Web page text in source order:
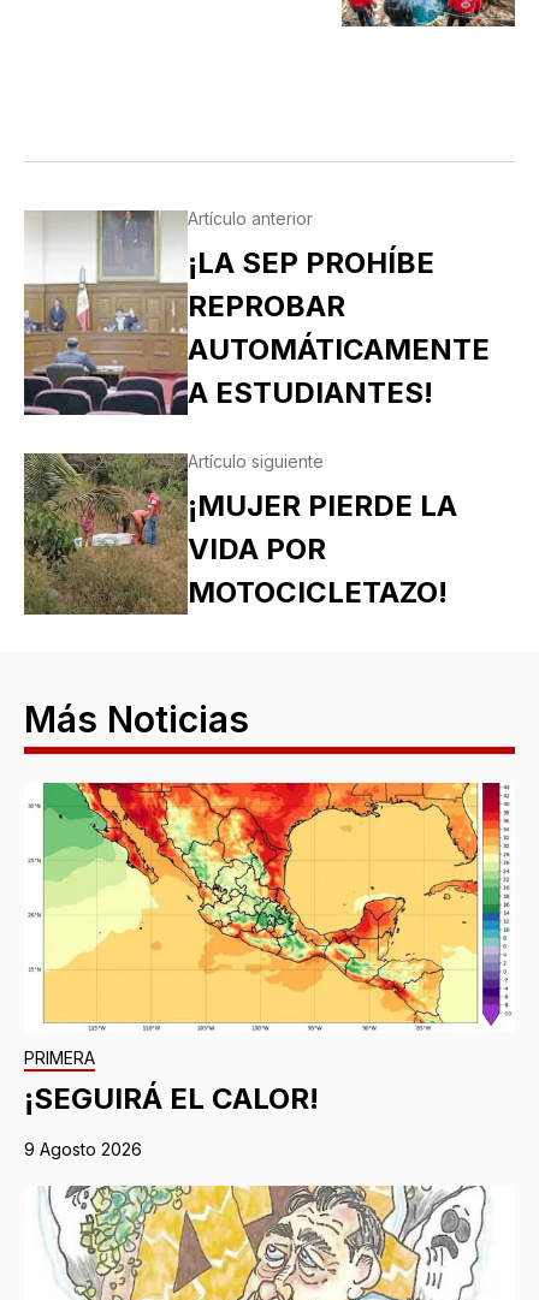
Artículo anterior
¡LA SEP PROHÍBE
REPROBAR
AUTOMÁTICAMENTE
A ESTUDIANTES!
Artículo siguiente
¡MUJER PIERDE LA
VIDA POR
MOTOCICLETAZO!
Más Noticias
PRIMERA
¡SEGUIRÁ EL CALOR!
9 Agosto 2026